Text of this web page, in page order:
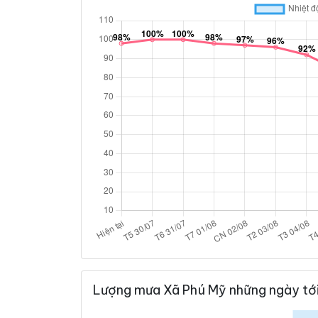
Lượng mưa Xã Phú Mỹ những ngày